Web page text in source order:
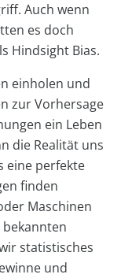
Auch wenn
es doch
Hindsight Bias.
einholen und
zur Vorhersage
ein Leben
die Realität uns
eine perfekte
finden
Maschinen
statistisches
und